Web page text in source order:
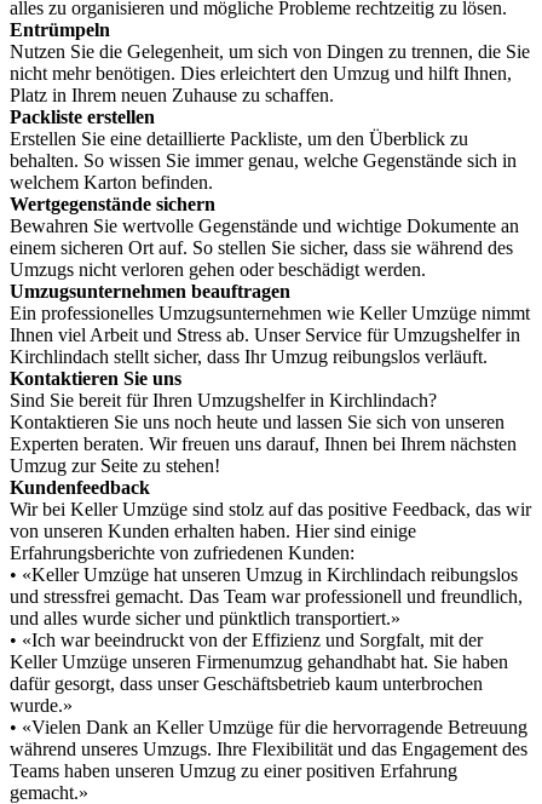
alles zu organisieren und mögliche Probleme rechtzeitig zu lösen.
Entrümpeln
Nutzen Sie die Gelegenheit, um sich von Dingen zu trennen, die Sie
nicht mehr benötigen. Dies erleichtert den Umzug und hilft Ihnen,
Platz in Ihrem neuen Zuhause zu schaffen.
Packliste erstellen
Erstellen Sie eine detaillierte Packliste, um den Überblick zu
behalten. So wissen Sie immer genau, welche Gegenstände sich in
welchem Karton befinden.
Wertgegenstände sichern
Bewahren Sie wertvolle Gegenstände und wichtige Dokumente an
einem sicheren Ort auf. So stellen Sie sicher, dass sie während des
Umzugs nicht verloren gehen oder beschädigt werden.
Umzugsunternehmen beauftragen
Ein professionelles Umzugsunternehmen wie Keller Umzüge nimmt
Ihnen viel Arbeit und Stress ab. Unser Service für Umzugshelfer in
Kirchlindach stellt sicher, dass Ihr Umzug reibungslos verläuft.
Kontaktieren Sie uns
Sind Sie bereit für Ihren Umzugshelfer in Kirchlindach?
Kontaktieren Sie uns noch heute und lassen Sie sich von unseren
Experten beraten. Wir freuen uns darauf, Ihnen bei Ihrem nächsten
Umzug zur Seite zu stehen!
Kundenfeedback
Wir bei Keller Umzüge sind stolz auf das positive Feedback, das wir
von unseren Kunden erhalten haben. Hier sind einige
Erfahrungsberichte von zufriedenen Kunden:
• «Keller Umzüge hat unseren Umzug in Kirchlindach reibungslos
und stressfrei gemacht. Das Team war professionell und freundlich,
und alles wurde sicher und pünktlich transportiert.»
• «Ich war beeindruckt von der Effizienz und Sorgfalt, mit der
Keller Umzüge unseren Firmenumzug gehandhabt hat. Sie haben
dafür gesorgt, dass unser Geschäftsbetrieb kaum unterbrochen
wurde.»
• «Vielen Dank an Keller Umzüge für die hervorragende Betreuung
während unseres Umzugs. Ihre Flexibilität und das Engagement des
Teams haben unseren Umzug zu einer positiven Erfahrung
gemacht.»